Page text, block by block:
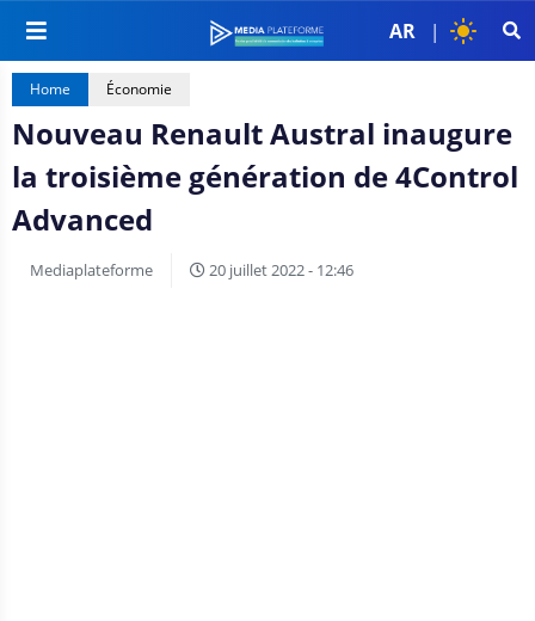
AR |
Home Économie
Nouveau Renault Austral inaugure
la troisième génération de 4Control
Advanced
Mediaplateforme 20 juillet 2022 - 12:46